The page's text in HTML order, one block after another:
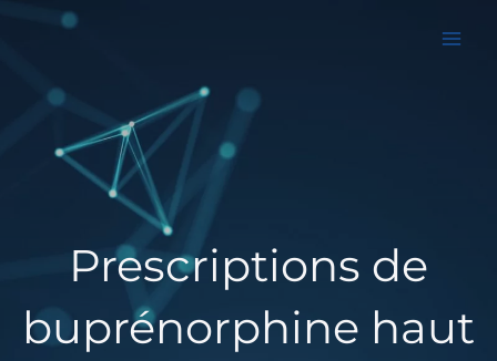
Prescriptions de
buprénorphine haut